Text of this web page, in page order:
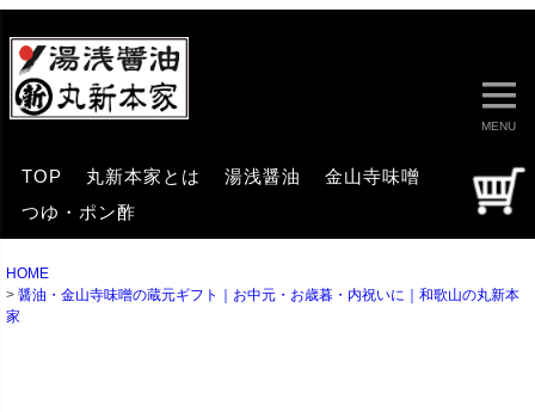
MENU
TOP 丸新本家とは 湯浅醤油
金山寺味噌
つゆ・ポン酢
HOME
醤油・金山寺味噌の蔵元ギフト｜お中元・お歳暮・内祝いに｜和歌山の丸新本
家